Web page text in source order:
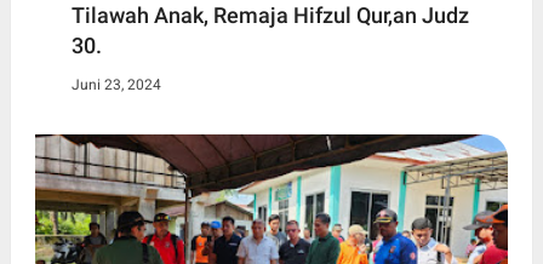
Tilawah Anak, Remaja Hifzul Qur,an Judz
30.
Juni 23, 2024